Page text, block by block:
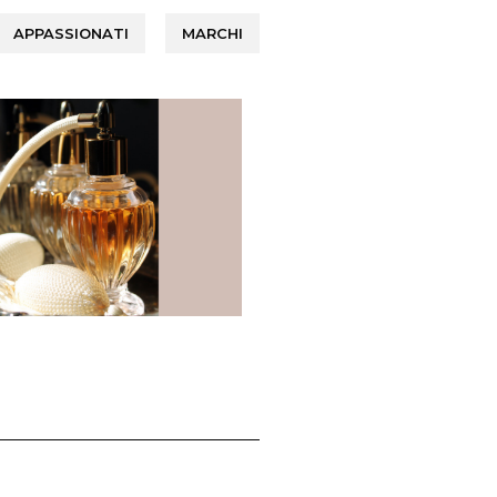
APPASSIONATI MARCHI